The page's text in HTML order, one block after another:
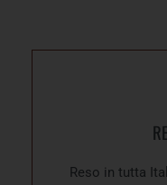
Reso in tutta